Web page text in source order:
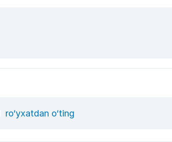
ro‘yxatdan o‘ting